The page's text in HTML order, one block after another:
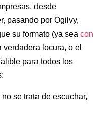
desde
pasando por Ogilvy,
su formato (ya sea con
verdadera locura, o el
para todos los
se trata de escuchar,